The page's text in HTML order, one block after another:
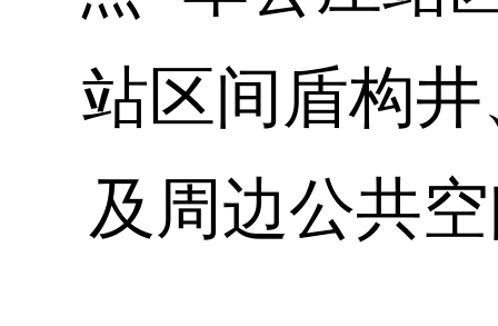
站区间盾构
及周边公共